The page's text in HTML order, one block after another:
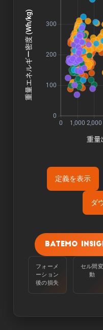
定義を表示
ダ
容量は、周囲温
C/10で下限電圧に
る。
Òé¿ÒâìÒâ½Òé«Òâ╝:
エネルギーは、周
せることで測定され
Batemo
フォーメ
ーション
後の損失
セル間変
動